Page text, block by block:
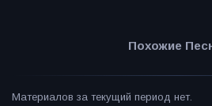
Похожие
Материалов за текущий период нет.